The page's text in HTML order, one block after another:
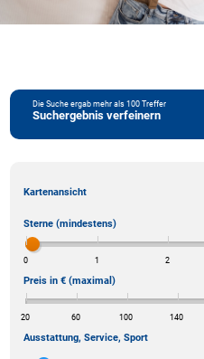
Die Suche ergab mehr als 100 Treffer
Suchergebnis verfeinern
Kartenansicht
Sterne (mindestens)
0 1 2
Preis in € (maximal)
20 60 100 140
Ausstattung, Service, Sport